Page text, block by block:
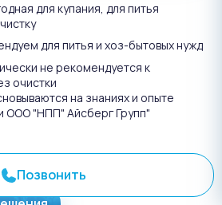
для купания, для питья
для питья и хоз-бытовых нужд
не рекомендуется к
очистки
на знаниях и опыте
ООО "НПП" Айсберг Групп"
№3372
Позвонить